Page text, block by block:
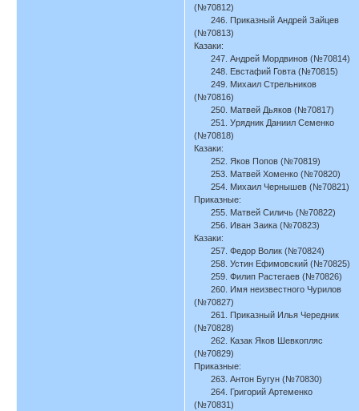
(№70812)
246. Приказный Андрей Зайцев
(№70813)
Казаки:
247. Андрей Мордвинов (№70814)
248. Евстафий Говта (№70815)
249. Михаил Стрельников
(№70816)
250. Матвей Дьяков (№70817)
251. Урядник Даниил Семенко
(№70818)
Казаки:
252. Яков Попов (№70819)
253. Матвей Хоменко (№70820)
254. Михаил Чернышев (№70821)
Приказные:
255. Матвей Силичь (№70822)
256. Иван Заика (№70823)
Казаки:
257. Федор Волик (№70824)
258. Устин Ефимовский (№70825)
259. Филип Растегаев (№70826)
260. Имя неизвестного Чурилов
(№70827)
261. Приказный Илья Чередник
(№70828)
262. Казак Яков Шевкопляс
(№70829)
Приказные:
263. Антон Бугун (№70830)
264. Григорий Артеменко
(№70831)